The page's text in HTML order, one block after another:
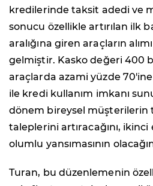
kredilerinde taksit adedi ve
sonucu özellikle artırılan ilk
aralığına giren araçların
gelmiştir. Kasko değeri 400
araçlarda azami yüzde
ile kredi kullanım imkanı
dönem bireysel müşterilerin
taleplerini artıracağını,
olumlu yansımasının
Turan, bu düzenlemenin